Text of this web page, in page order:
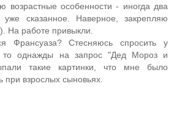
возрастные особенности - иногда два
уже сказанное. Наверное, закрепляю
На работе привыкли.
Франсуаза? Стесняюсь спросить у
то однажды на запрос "Дед Мороз и
такие картинки, что мне было
при взрослых сыновьях.